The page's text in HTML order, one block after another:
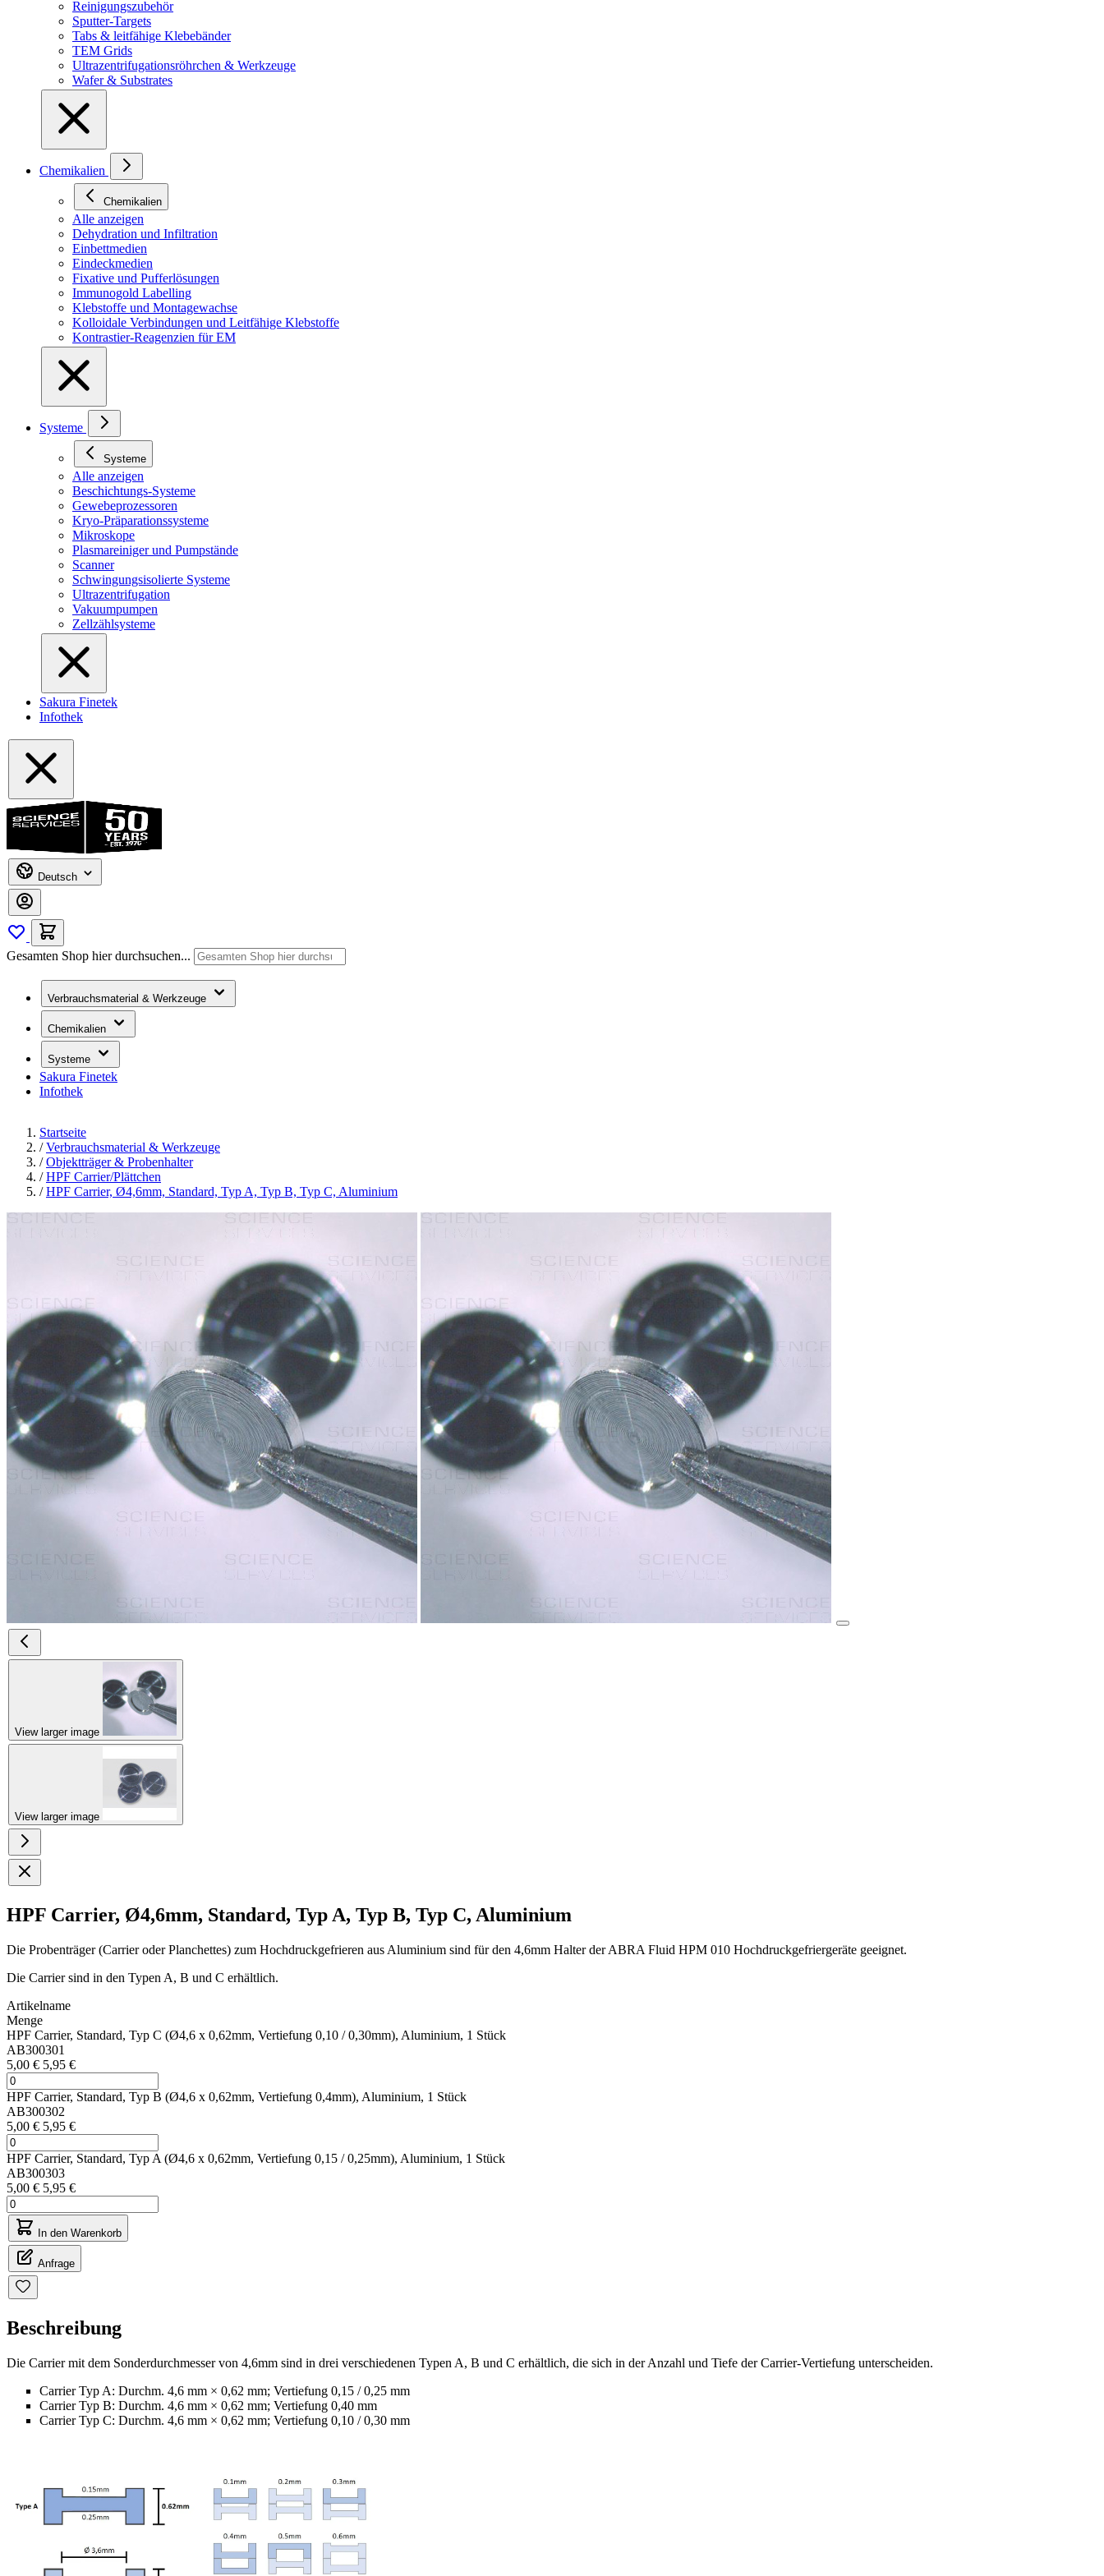
Reinigungszubehör
Sputter-Targets
Tabs & leitfähige Klebebänder
TEM Grids
Ultrazentrifugationsröhrchen & Werkzeuge
Wafer & Substrates
Chemikalien
Chemikalien
Alle anzeigen
Dehydration und Infiltration
Einbettmedien
Eindeckmedien
Fixative und Pufferlösungen
Immunogold Labelling
Klebstoffe und Montagewachse
Kolloidale Verbindungen und Leitfähige Klebstoffe
Kontrastier-Reagenzien für EM
Systeme
Systeme
Alle anzeigen
Beschichtungs-Systeme
Gewebeprozessoren
Kryo-Präparationssysteme
Mikroskope
Plasmareiniger und Pumpstände
Scanner
Schwingungsisolierte Systeme
Ultrazentrifugation
Vakuumpumpen
Zellzählsysteme
Sakura Finetek
Infothek
Deutsch
Gesamten Shop hier durchsuchen...
Verbrauchsmaterial & Werkzeuge
Chemikalien
Systeme
Sakura Finetek
Infothek
Startseite
/ Verbrauchsmaterial & Werkzeuge
/ Objektträger & Probenhalter
/ HPF Carrier/Plättchen
/ HPF Carrier, Ø4,6mm, Standard, Typ A, Typ B, Typ C, Aluminium
View larger image
View larger image
HPF Carrier, Ø4,6mm, Standard, Typ A, Typ B, Typ C, Aluminium
Die Probenträger (Carrier oder Planchettes) zum Hochdruckgefrieren aus Aluminium sind für den 4,6mm Halter der ABRA Fluid HPM 010 Hochdruckgefriergeräte geeignet.
Die Carrier sind in den Typen A, B und C erhältlich.
Artikelname
Menge
HPF Carrier, Standard, Typ C (Ø4,6 x 0,62mm, Vertiefung 0,10 / 0,30mm), Aluminium, 1 Stück
AB300301
5,00 € 5,95 €
HPF Carrier, Standard, Typ B (Ø4,6 x 0,62mm, Vertiefung 0,4mm), Aluminium, 1 Stück
AB300302
5,00 € 5,95 €
HPF Carrier, Standard, Typ A (Ø4,6 x 0,62mm, Vertiefung 0,15 / 0,25mm), Aluminium, 1 Stück
AB300303
5,00 € 5,95 €
In den Warenkorb
Anfrage
Beschreibung
Die Carrier mit dem Sonderdurchmesser von 4,6mm sind in drei verschiedenen Typen A, B und C erhältlich, die sich in der Anzahl und Tiefe der Carrier-Vertiefung unterscheiden.
Carrier Typ A: Durchm. 4,6 mm × 0,62 mm; Vertiefung 0,15 / 0,25 mm
Carrier Typ B: Durchm. 4,6 mm × 0,62 mm; Vertiefung 0,40 mm
Carrier Typ C: Durchm. 4,6 mm × 0,62 mm; Vertiefung 0,10 / 0,30 mm